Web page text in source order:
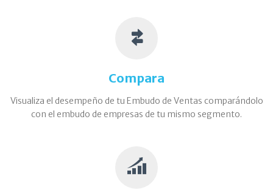
Compara
Visualiza el desempeño de tu Embudo de Ventas comparándolo
con el embudo de empresas de tu mismo segmento.